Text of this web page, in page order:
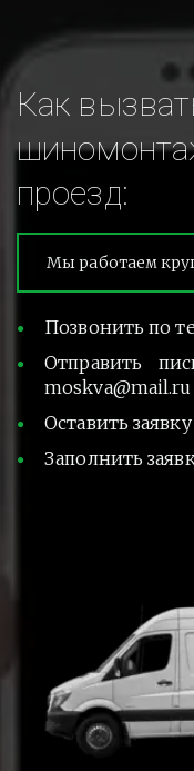
Как
проезд:
Мы работаем
Позвонить по
Отправить
moskva@mail.ru
Оставить
Заполнить